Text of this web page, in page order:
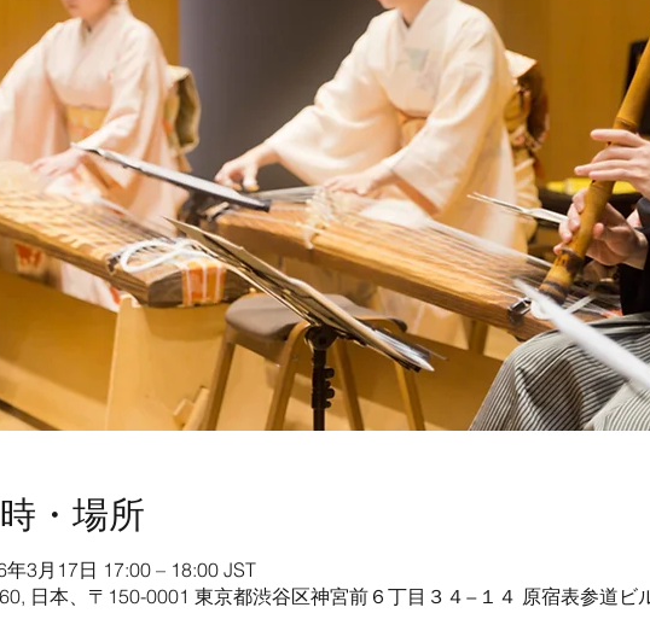
・場所
年3月17日 17:00 – 18:00 JST
日本、〒150-0001 東京都渋谷区神宮前６丁目３４−１４ 原宿表参道ビ